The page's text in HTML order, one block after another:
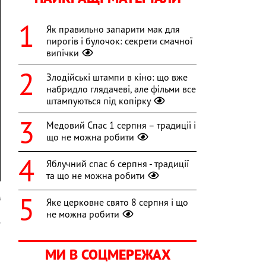
Як правильно запарити мак для
пирогів і булочок: секрети смачної
випічки
Злодійські штампи в кіно: що вже
набридло глядачеві, але фільми все
штампуються під копірку
Медовий Спас 1 серпня – традиції і
що не можна робити
Яблучний спас 6 серпня - традиції
та що не можна робити
Яке церковне свято 8 серпня і що
не можна робити
МИ В СОЦМЕРЕЖАХ